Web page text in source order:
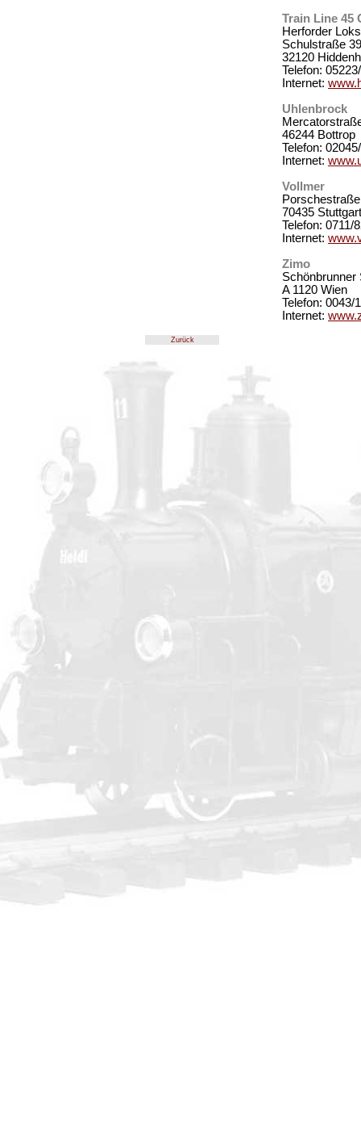
Train Line 45
Herforder
Schulstraße 39
32120
Telefon:
Internet:
Uhlenbrock
46244 Bottrop
Telefon:
Internet:
Vollmer
70435 Stuttgart
Telefon: 0711/
Internet:
Zimo
Schönbrunner
A 1120 Wien
Telefon: 0043/
Internet:
Zurück